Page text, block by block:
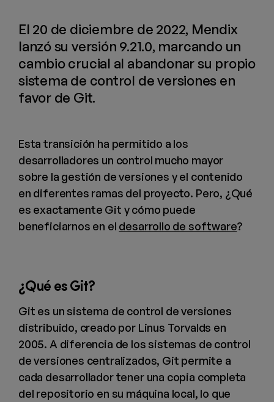
El 20 de diciembre de 2022, Mendix
lanzó su versión 9.21.0, marcando un
cambio crucial al abandonar su propio
sistema de control de versiones en
favor de Git.
Esta transición ha permitido a los
desarrolladores un control mucho mayor
sobre la gestión de versiones y el contenido
en diferentes ramas del proyecto. Pero, ¿Qué
es exactamente Git y cómo puede
beneficiarnos en el desarrollo de software?
¿Qué es Git?
Git es un sistema de control de versiones
distribuido, creado por Linus Torvalds en
2005. A diferencia de los sistemas de control
de versiones centralizados, Git permite a
cada desarrollador tener una copia completa
del repositorio en su máquina local, lo que